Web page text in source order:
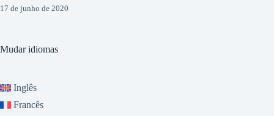
17 de junho de 2020
Mudar idiomas
Inglês
Francês